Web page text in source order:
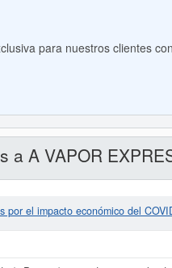
para nuestros clientes
a A VAPOR
por el impacto económico del